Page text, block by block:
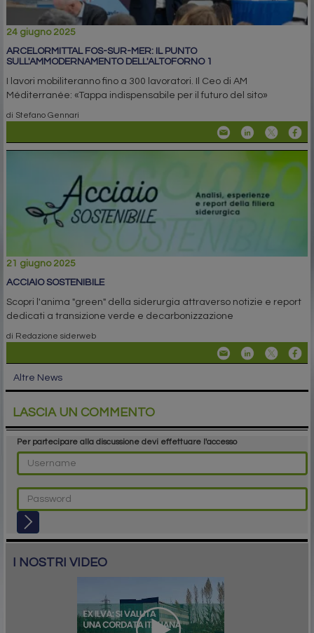
24 giugno 2025
ARCELORMITTAL FOS-SUR-MER: IL PUNTO
SULL'AMMODERNAMENTO DELL'ALTOFORNO 1
I lavori mobiliteranno fino a 300 lavoratori. Il Ceo di AM
Méditerranée: «Tappa indispensabile per il futuro del sito»
di Stefano Gennari
21 giugno 2025
ACCIAIO SOSTENIBILE
Scopri l'anima "green" della siderurgia attraverso notizie e report
dedicati a transizione verde e decarbonizzazione
di Redazione siderweb
Altre News
LASCIA UN COMMENTO
Per partecipare alla discussione devi effettuare l'accesso
I NOSTRI VIDEO